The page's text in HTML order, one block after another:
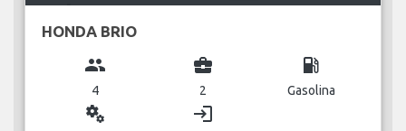
HONDA BRIO
group
4
business_center
2
local_gas_station
Gasolina
miscellaneous_services login